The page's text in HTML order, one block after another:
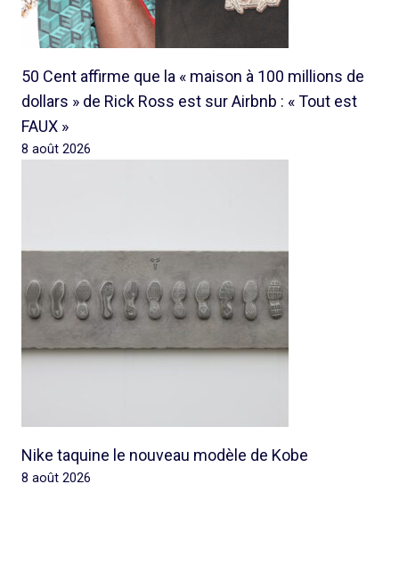
50 Cent affirme que la « maison à 100 millions de
dollars » de Rick Ross est sur Airbnb : « Tout est
FAUX »
8 août 2026
Nike taquine le nouveau modèle de Kobe
8 août 2026